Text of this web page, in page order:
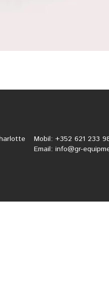
Mobil: +352 621 233
Email: info@gr-